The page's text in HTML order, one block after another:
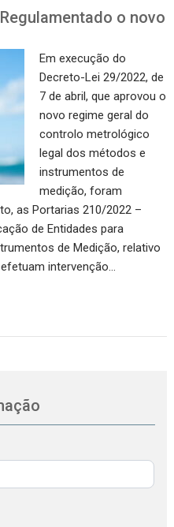
o novo
Em execução do
Decreto-Lei 29/2022, de
7 de abril, que aprovou o
novo regime geral do
controlo metrológico
legal dos métodos e
instrumentos de
medição, foram
as Portarias 210/2022 –
de Entidades para
de Medição, relativo
intervenção…